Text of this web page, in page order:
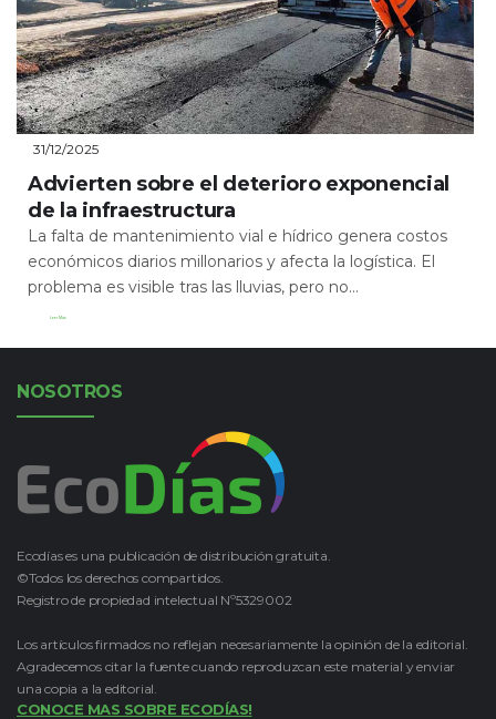
31/12/2025
Advierten sobre el deterioro exponencial
de la infraestructura
La falta de mantenimiento vial e hídrico genera costos
económicos diarios millonarios y afecta la logística. El
problema es visible tras las lluvias, pero no...
Leer Más
NOSOTROS
Ecodías es una publicación de distribución gratuita.
©Todos los derechos compartidos.
Registro de propiedad intelectual Nº5329002
Los artículos firmados no reflejan necesariamente la opinión de la editorial.
Agradecemos citar la fuente cuando reproduzcan este material y enviar
una copia a la editorial.
CONOCE MAS SOBRE ECODÍAS!